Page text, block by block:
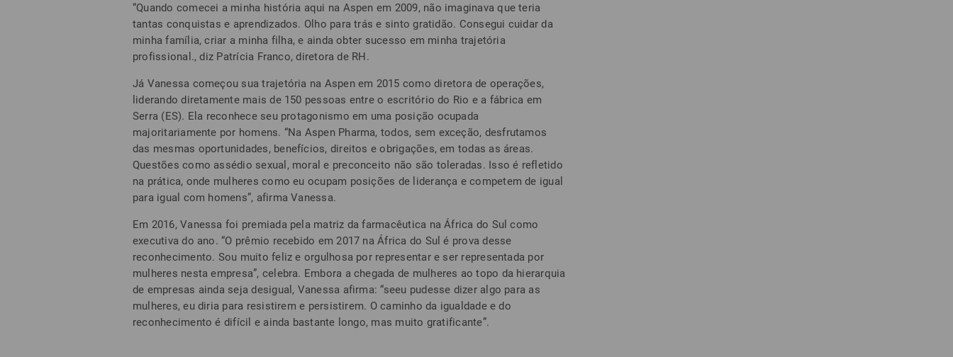
“Quando comecei a minha história aqui na Aspen em 2009, não imaginava que teria
tantas conquistas e aprendizados. Olho para trás e sinto gratidão. Consegui cuidar da
minha família, criar a minha filha, e ainda obter sucesso em minha trajetória
profissional., diz Patrícia Franco, diretora de RH.
Já Vanessa começou sua trajetória na Aspen em 2015 como diretora de operações,
liderando diretamente mais de 150 pessoas entre o escritório do Rio e a fábrica em
Serra (ES). Ela reconhece seu protagonismo em uma posição ocupada
majoritariamente por homens. “Na Aspen Pharma, todos, sem exceção, desfrutamos
das mesmas oportunidades, benefícios, direitos e obrigações, em todas as áreas.
Questões como assédio sexual, moral e preconceito não são toleradas. Isso é refletido
na prática, onde mulheres como eu ocupam posições de liderança e competem de igual
para igual com homens”, afirma Vanessa.
Em 2016, Vanessa foi premiada pela matriz da farmacêutica na África do Sul como
executiva do ano. “O prêmio recebido em 2017 na África do Sul é prova desse
reconhecimento. Sou muito feliz e orgulhosa por representar e ser representada por
mulheres nesta empresa”, celebra. Embora a chegada de mulheres ao topo da hierarquia
de empresas ainda seja desigual, Vanessa afirma: “seeu pudesse dizer algo para as
mulheres, eu diria para resistirem e persistirem. O caminho da igualdade e do
reconhecimento é difícil e ainda bastante longo, mas muito gratificante”.